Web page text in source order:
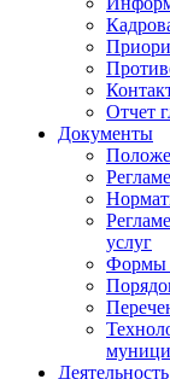
Отчет
Документы
услуг
Формы
Деятельность